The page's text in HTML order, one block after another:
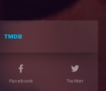
TMDB
Facebook Twitter